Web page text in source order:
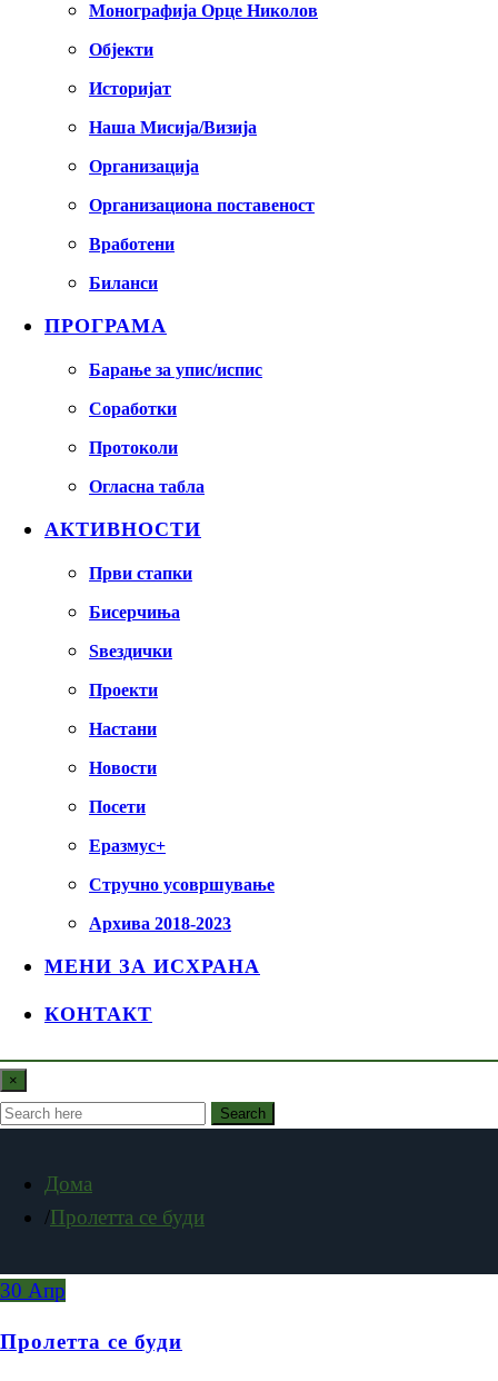
Монографија Орце Николов
Објекти
Историјат
Наша Мисија/Визија
Организација
Организациона поставеност
Вработени
Биланси
ПРОГРАМА
Барање за упис/испис
Соработки
Протоколи
Огласна табла
АКТИВНОСТИ
Први стапки
Бисерчиња
Ѕвездички
Проекти
Настани
Новости
Посети
Еразмус+
Стручно усовршување
Архива 2018-2023
МЕНИ ЗА ИСХРАНА
КОНТАКТ
×
Search
Дома
Пролетта се буди
30 Апр
Пролетта се буди